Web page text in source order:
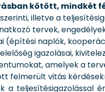
kötött, mindkét
illetve a
tervek,
(építési naplók,
igazolásai,
amelyek a
felmerült vitás
a teljesítésigazolással